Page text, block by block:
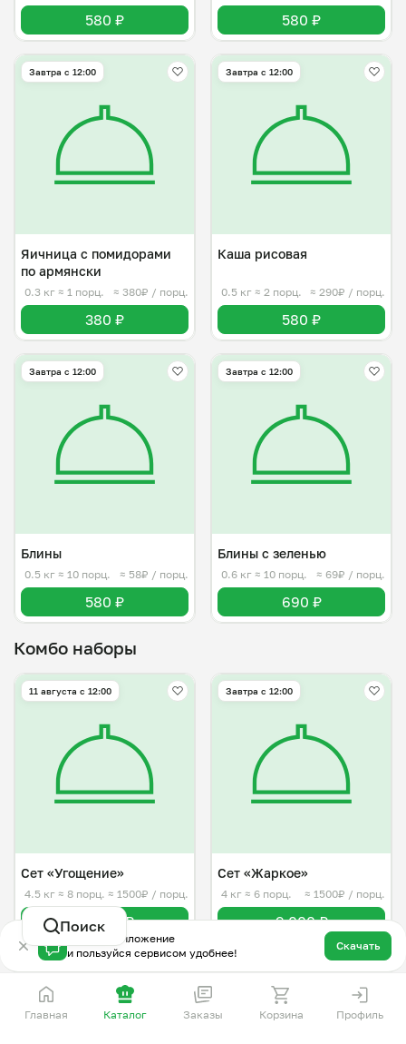
Поиск
580 ₽ 580 ₽
Завтра c 12:00
Яичница с помидорами
по армянски
0.3 кг ≈ 1 порц. ≈ 380₽ / порц.
380 ₽
Завтра c 12:00
Каша рисовая
0.5 кг ≈ 2 порц. ≈ 290₽ / порц.
580 ₽
Завтра c 12:00
Блины
0.5 кг ≈ 10 порц. ≈ 58₽ / порц.
580 ₽
Завтра c 12:00
Блины с зеленью
0.6 кг ≈ 10 порц. ≈ 69₽ / порц.
690 ₽
Комбо наборы
11 августа с 12:00
Сет «Угощение»
4.5 кг ≈ 8 порц. ≈ 1500₽ / порц.
12 000 ₽
Завтра c 12:00
Сет «Жаркое»
4 кг ≈ 6 порц. ≈ 1500₽ / порц.
9 000 ₽
Завтра c 08:00 Завтра c 08:00
Скачай приложение
и пользуйся сервисом удобнее!
Скачать
Главная Каталог Заказы Корзина Профиль